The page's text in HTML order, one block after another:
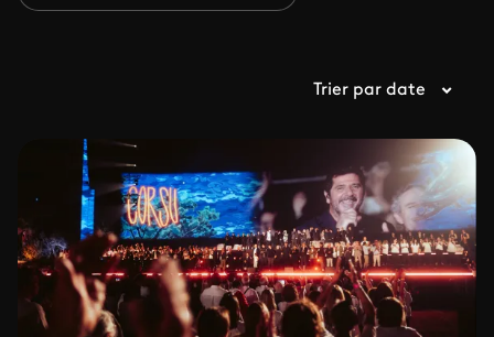
Trier par date